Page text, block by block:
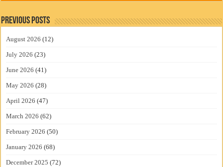
Previous Posts
August 2026 (12)
July 2026 (23)
June 2026 (41)
May 2026 (28)
April 2026 (47)
March 2026 (62)
February 2026 (50)
January 2026 (68)
December 2025 (72)